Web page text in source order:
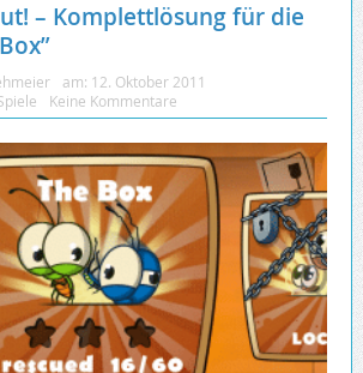
– Komplettlösung für die
am: 12. Oktober 2011
Keine Kommentare